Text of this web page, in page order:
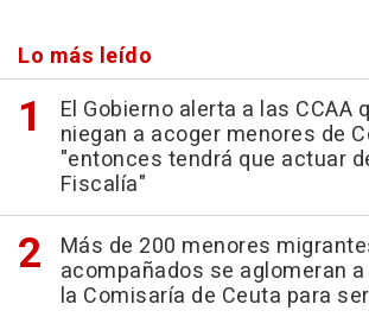
Lo más leído
El Gobierno alerta a las CCAA
niegan a acoger menores de
"entonces tendrá que actuar
Fiscalía"
Más de 200 menores
acompañados se aglomeran
la Comisaría de Ceuta para